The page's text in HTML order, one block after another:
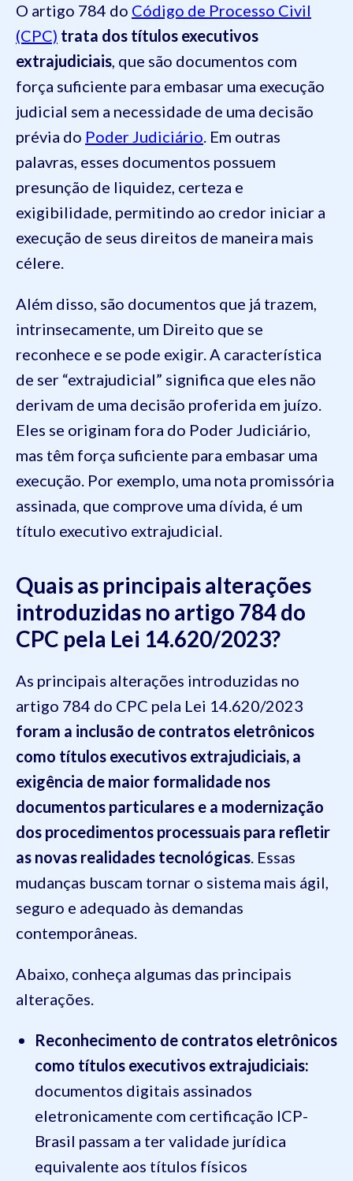
O artigo 784 do Código de Processo Civil
(CPC) trata dos títulos executivos
extrajudiciais, que são documentos com
força suficiente para embasar uma execução
judicial sem a necessidade de uma decisão
prévia do Poder Judiciário. Em outras
palavras, esses documentos possuem
presunção de liquidez, certeza e
exigibilidade, permitindo ao credor iniciar a
execução de seus direitos de maneira mais
célere.
Além disso, são documentos que já trazem,
intrinsecamente, um Direito que se
reconhece e se pode exigir. A característica
de ser “extrajudicial” significa que eles não
derivam de uma decisão proferida em juízo.
Eles se originam fora do Poder Judiciário,
mas têm força suficiente para embasar uma
execução. Por exemplo, uma nota promissória
assinada, que comprove uma dívida, é um
título executivo extrajudicial.
Quais as principais alterações
introduzidas no artigo 784 do
CPC pela Lei 14.620/2023?
As principais alterações introduzidas no
artigo 784 do CPC pela Lei 14.620/2023
foram a inclusão de contratos eletrônicos
como títulos executivos extrajudiciais, a
exigência de maior formalidade nos
documentos particulares e a modernização
dos procedimentos processuais para refletir
as novas realidades tecnológicas. Essas
mudanças buscam tornar o sistema mais ágil,
seguro e adequado às demandas
contemporâneas.
Abaixo, conheça algumas das principais
alterações.
Reconhecimento de contratos eletrônicos
como títulos executivos extrajudiciais:
documentos digitais assinados
eletronicamente com certificação ICP-
Brasil passam a ter validade jurídica
equivalente aos títulos físicos